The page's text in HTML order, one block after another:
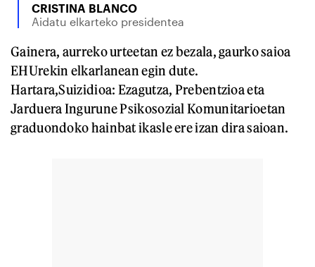
CRISTINA BLANCO
Aidatu elkarteko presidentea
Gainera, aurreko urteetan ez bezala, gaurko saioa
EHUrekin elkarlanean egin dute.
Hartara,Suizidioa: Ezagutza, Prebentzioa eta
Jarduera Ingurune Psikosozial Komunitarioetan
graduondoko hainbat ikasle ere izan dira saioan.